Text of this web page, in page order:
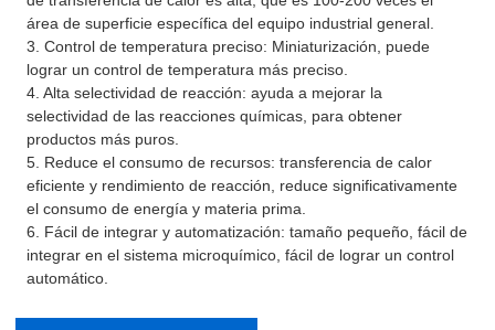
área de superficie específica del equipo industrial general.
3. Control de temperatura preciso: Miniaturización, puede
lograr un control de temperatura más preciso.
4. Alta selectividad de reacción: ayuda a mejorar la
selectividad de las reacciones químicas, para obtener
productos más puros.
5. Reduce el consumo de recursos: transferencia de calor
eficiente y rendimiento de reacción, reduce significativamente
el consumo de energía y materia prima.
6. Fácil de integrar y automatización: tamaño pequeño, fácil de
integrar en el sistema microquímico, fácil de lograr un control
automático.